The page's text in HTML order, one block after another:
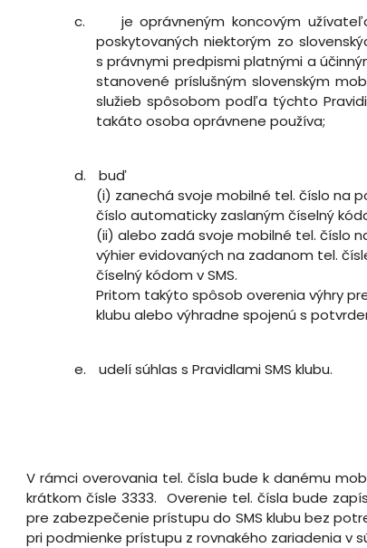
c.
je oprávneným koncovým
poskytovaných niektorým zo
s právnymi predpismi platnými a
stanovené príslušným slovenským
služieb spôsobom podľa týchto
takáto osoba oprávnene používa;
d.
buď
(i) zanechá svoje mobilné tel. číslo na
číslo automaticky zaslaným číselný
(ii) alebo zadá svoje mobilné tel. číslo
výhier evidovaných na zadanom tel.
číselný kódom v SMS.
Pritom takýto spôsob overenia výhry
klubu alebo výhradne spojenú s
e. udelí súhlas s Pravidlami SMS klubu.
V rámci overovania tel. čísla bude k danému
krátkom čísle 3333. Overenie tel. čísla bude
pre zabezpečenie prístupu do SMS klubu bez
pri podmienke prístupu z rovnakého zariadenia v